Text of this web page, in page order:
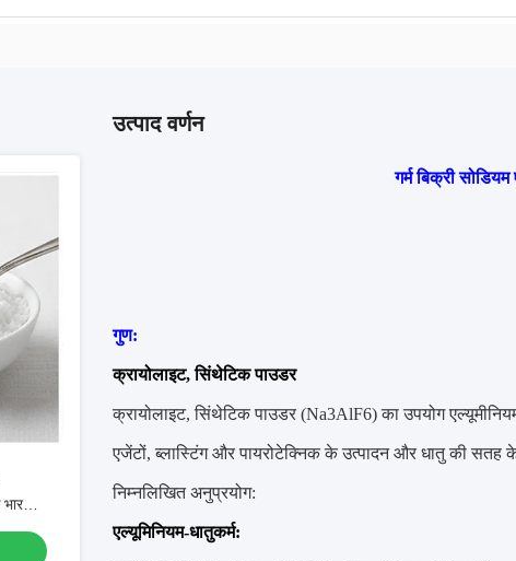
उत्पाद वर्णन
गर्म बिक्री
गुण:
क्रायोलाइट, सिंथेटिक पाउडर
क्रायोलाइट, सिंथेटिक पाउडर (Na3AlF6) का उपयोग
एजेंटों, ब्लास्टिंग और पायरोटेक्निक के उत्पादन और धातु की सतह
निम्नलिखित अनुप्रयोग:
एल्यूमिनियम-धातुकर्म: